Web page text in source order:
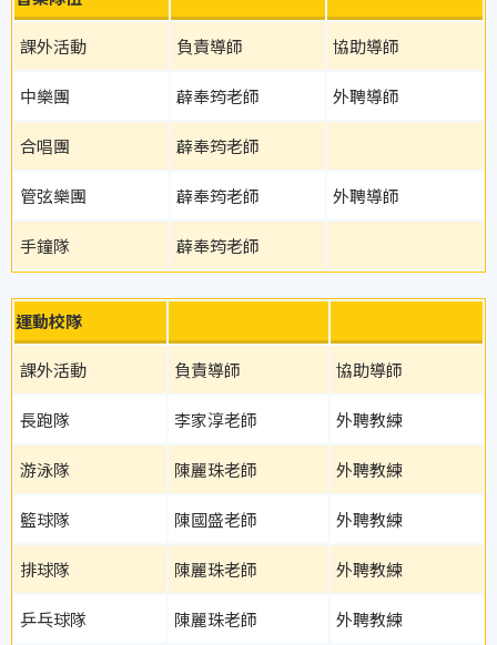
課外活動 負責導師 協助導師
中樂團 薜奉筠老師 外聘導師
合唱團 薜奉筠老師
管弦樂團 薜奉筠老師 外聘導師
手鐘隊 薜奉筠老師
運動校隊
課外活動 負責導師 協助導師
長跑隊 李家淳老師 外聘教練
游泳隊 陳麗珠老師 外聘教練
籃球隊 陳國盛老師 外聘教練
排球隊 陳麗珠老師 外聘教練
乒乓球隊 陳麗珠老師 外聘教練